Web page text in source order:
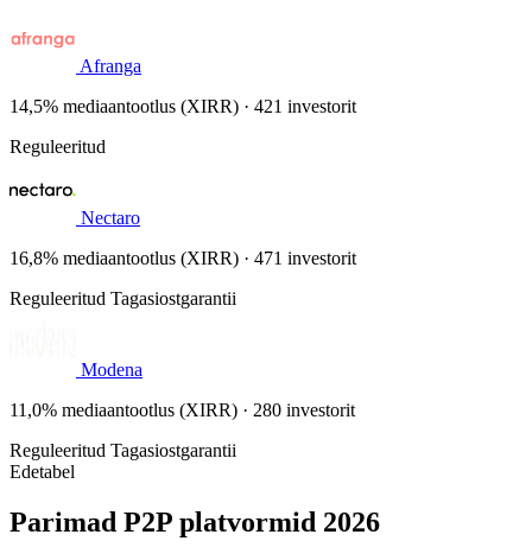
Afranga
14,5% mediaantootlus (XIRR) · 421 investorit
Reguleeritud
Nectaro
16,8% mediaantootlus (XIRR) · 471 investorit
Reguleeritud Tagasiostgarantii
Modena
11,0% mediaantootlus (XIRR) · 280 investorit
Reguleeritud Tagasiostgarantii
Edetabel
Parimad P2P platvormid 2026